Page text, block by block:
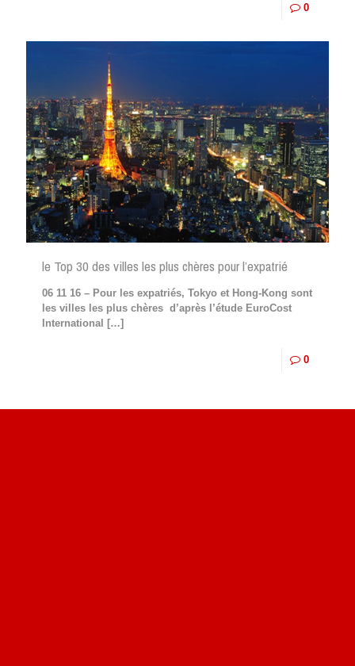
0
le Top 30 des villes les plus chères pour l’expatrié
06 11 16 – Pour les expatriés, Tokyo et Hong-Kong sont
les villes les plus chères d’après l’étude EuroCost
International […]
0